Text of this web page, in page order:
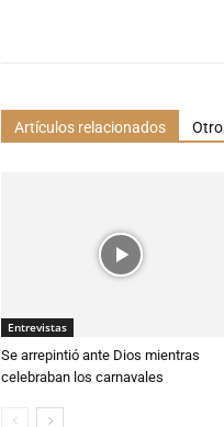
Artículos relacionados
Entrevistas
Se arrepintió ante Dios mientras
celebraban los carnavales